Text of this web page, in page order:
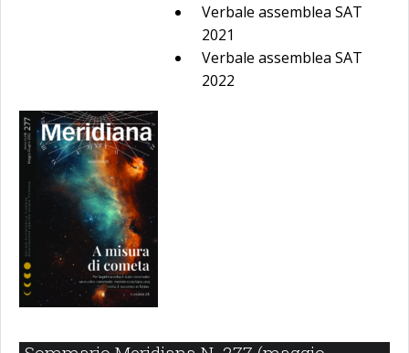
Verbale assemblea SAT
2021
Verbale assemblea SAT
2022